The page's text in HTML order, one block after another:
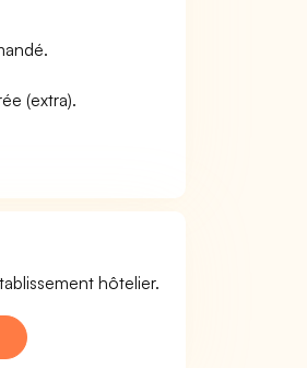
(extra).
hôtelier.